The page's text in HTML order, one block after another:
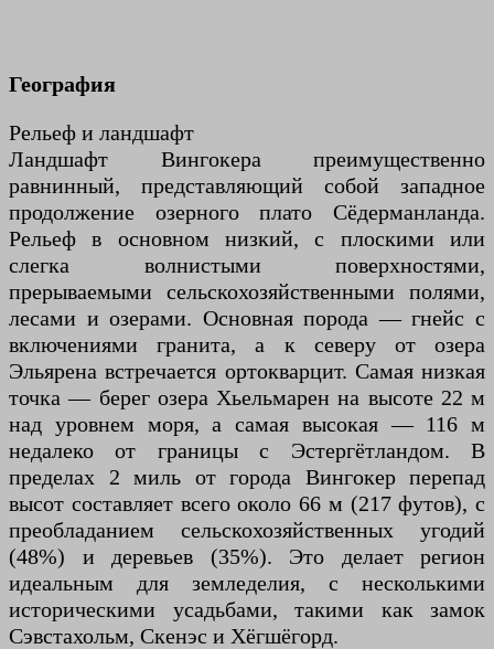
География
Рельеф и ландшафт
Ландшафт Вингокера преимущественно
равнинный, представляющий собой западное
продолжение озерного плато Сёдерманланда.
Рельеф в основном низкий, с плоскими или
слегка волнистыми поверхностями,
прерываемыми сельскохозяйственными полями,
лесами и озерами. Основная порода — гнейс с
включениями гранита, а к северу от озера
Эльярена встречается ортокварцит. Самая низкая
точка — берег озера Хьельмарен на высоте 22 м
над уровнем моря, а самая высокая — 116 м
недалеко от границы с Эстергётландом. В
пределах 2 миль от города Вингокер перепад
высот составляет всего около 66 м (217 футов), с
преобладанием сельскохозяйственных угодий
(48%) и деревьев (35%). Это делает регион
идеальным для земледелия, с несколькими
историческими усадьбами, такими как замок
Сэвстахольм, Скенэс и Хёгшёгорд.